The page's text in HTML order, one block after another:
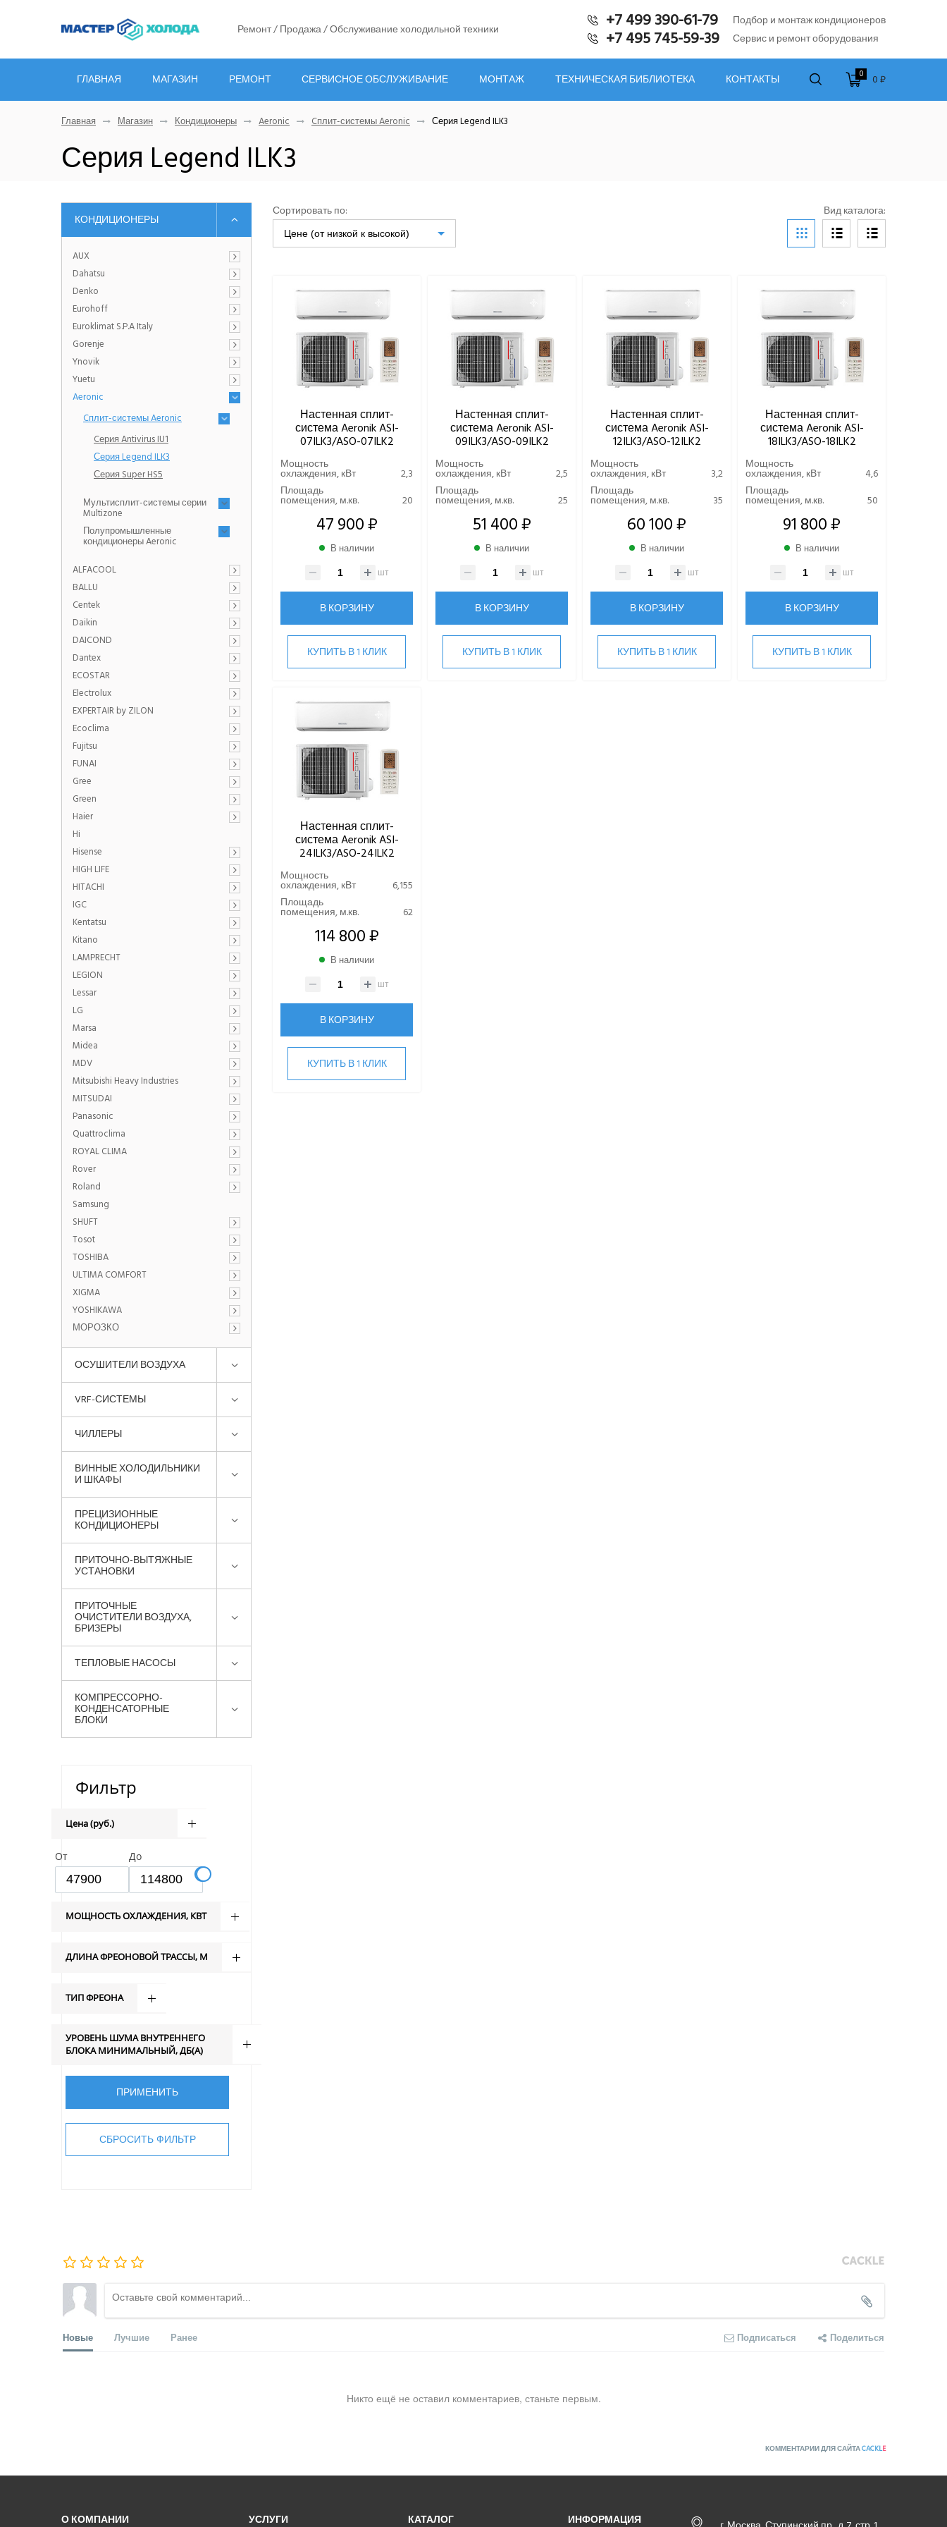
Ремонт / Продажа / Обслуживание холодильной техники +7 499 390-61-79 Подбор и монтаж кондиционеров
+7 495 745-59-39 Сервис и ремонт оборудования
ГЛАВНАЯ МАГАЗИН РЕМОНТ СЕРВИСНОЕ ОБСЛУЖИВАНИЕ МОНТАЖ ТЕХНИЧЕСКАЯ БИБЛИОТЕКА КОНТАКТЫ 0 0 ₽
Главная Магазин Кондиционеры Aeronic Cплит-системы Aeronic Серия Legend ILK3
Серия Legend ILK3
КОНДИЦИОНЕРЫ
AUX
Dahatsu
Denko
Eurohoff
Euroklimat S.P.A Italy
Gorenje
Ynovik
Yuetu
Aeronic
Cплит-системы Aeronic
Cерия Antivirus IU1
Серия Legend ILK3
Серия Super HS5
Мультисплит-системы серии
Multizone
Полупромышленные
кондиционеры Aeronic
ALFACOOL
BALLU
Centek
Daikin
DAICOND
Dantex
ECOSTAR
Electrolux
EXPERTAIR by ZILON
Ecoclima
Fujitsu
FUNAI
Gree
Green
Haier
Hi
Hisense
HIGH LIFE
HITACHI
IGC
Kentatsu
Kitano
LAMPRECHT
LEGION
Lessar
LG
Marsa
Midea
MDV
Mitsubishi Heavy Industries
MITSUDAI
Panasonic
Quattroclima
ROYAL CLIMA
Rover
Roland
Samsung
SHUFT
Tosot
TOSHIBA
ULTIMA COMFORT
XIGMA
YOSHIKAWA
МОРОЗКО
ОСУШИТЕЛИ ВОЗДУХА
VRF-СИСТЕМЫ
ЧИЛЛЕРЫ
ВИННЫЕ ХОЛОДИЛЬНИКИ
И ШКАФЫ
ПРЕЦИЗИОННЫЕ
КОНДИЦИОНЕРЫ
ПРИТОЧНО-ВЫТЯЖНЫЕ
УСТАНОВКИ
ПРИТОЧНЫЕ
ОЧИСТИТЕЛИ ВОЗДУХА,
БРИЗЕРЫ
ТЕПЛОВЫЕ НАСОСЫ
КОМПРЕССОРНО-
КОНДЕНСАТОРНЫЕ
БЛОКИ
Фильтр
Цена (руб.)
От До
МОЩНОСТЬ ОХЛАЖДЕНИЯ, КВТ
ДЛИНА ФРЕОНОВОЙ ТРАССЫ, М
ТИП ФРЕОНА
УРОВЕНЬ ШУМА ВНУТРЕННЕГО
БЛОКА МИНИМАЛЬНЫЙ, ДБ(А)
Сортировать по:
Цене (от низкой к высокой)
Вид каталога:
Настенная сплит-
система Aeronik ASI-
07ILK3/ASO-07ILK2
Мощность
охлаждения, кВт
2,3
Площадь
помещения, м.кв. 20
47 900 ₽
В наличии
шт
В КОРЗИНУ
КУПИТЬ В 1 КЛИК
Настенная сплит-
система Aeronik ASI-
09ILK3/ASO-09ILK2
Мощность
охлаждения, кВт
2,5
Площадь
помещения, м.кв. 25
51 400 ₽
В наличии
шт
В КОРЗИНУ
КУПИТЬ В 1 КЛИК
Настенная сплит-
система Aeronik ASI-
12ILK3/ASO-12ILK2
Мощность
охлаждения, кВт
3,2
Площадь
помещения, м.кв. 35
60 100 ₽
В наличии
шт
В КОРЗИНУ
КУПИТЬ В 1 КЛИК
Настенная сплит-
система Aeronik ASI-
18ILK3/ASO-18ILK2
Мощность
охлаждения, кВт
4,6
Площадь
помещения, м.кв. 50
91 800 ₽
В наличии
шт
В КОРЗИНУ
КУПИТЬ В 1 КЛИК
Настенная сплит-
система Aeronik ASI-
24ILK3/ASO-24ILK2
Мощность
охлаждения, кВт
6,155
Площадь
помещения, м.кв. 62
114 800 ₽
В наличии
шт
В КОРЗИНУ
КУПИТЬ В 1 КЛИК
Новые Лучшие Ранее Подписаться Поделиться
Никто ещё не оставил комментариев, станьте первым.
КОММЕНТАРИИ ДЛЯ САЙТАCACKLE
О КОМПАНИИ УСЛУГИ КАТАЛОГ ИНФОРМАЦИЯ